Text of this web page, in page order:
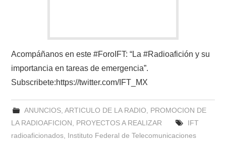
Acompáñanos en este #ForoIFT: “La #Radioafición y su
importancia en tareas de emergencia”.
Subscribete:https://twitter.com/IFT_MX
ANUNCIOS, ARTICULO DE LA RADIO, PROMOCION DE
LA RADIOAFICION, PROYECTOS A REALIZAR
IFT
radioaficionados, Instituto Federal de Telecomunicaciones